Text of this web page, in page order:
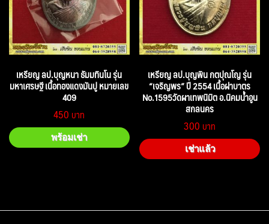
เหรียญ ลป.บุญหนา ธัมมทินโน รุ่น
มหาเศรษฐี เนื้อทองแดงมันปู หมายเลข
409
450
พร้อมเช่า
เหรียญ ลป.บุญพิน กตปุณโญ รุ่น
“เจริญพร” ปี 2554 เนื้อฝาบาตร
No.1595วัดผาเทพนิมิต อ.นิคมน้ำอูน
สกลนคร
300
เช่าแล้ว